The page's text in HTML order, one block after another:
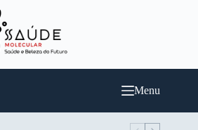
Menu